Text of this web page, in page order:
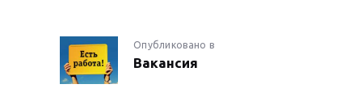
НАВИГАЦИЯ
ПО
Опубликовано вПредыдущая
Вакансия